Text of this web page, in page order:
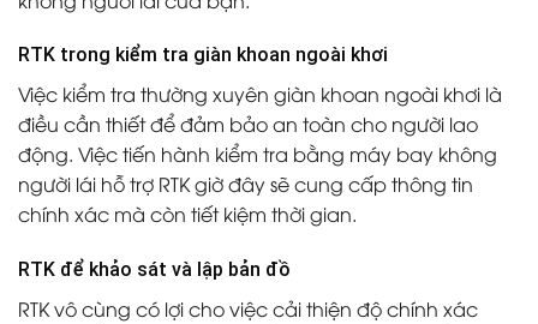
RTK trong kiểm tra giàn khoan ngoài khơi
Việc kiểm tra thường xuyên giàn khoan ngoài khơi là
điều cần thiết để đảm bảo an toàn cho người lao
động. Việc tiến hành kiểm tra bằng máy bay không
người lái hỗ trợ RTK giờ đây sẽ cung cấp thông tin
chính xác mà còn tiết kiệm thời gian.
RTK để khảo sát và lập bản đồ
RTKvô cùng có lợi cho việc cải thiện độ chính xác